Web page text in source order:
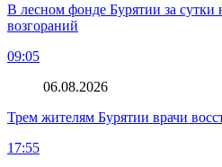
В лесном фонде Бурятии за сутки
возгораний
09:05
06.08.2026
Трем жителям Бурятии врачи
17:55